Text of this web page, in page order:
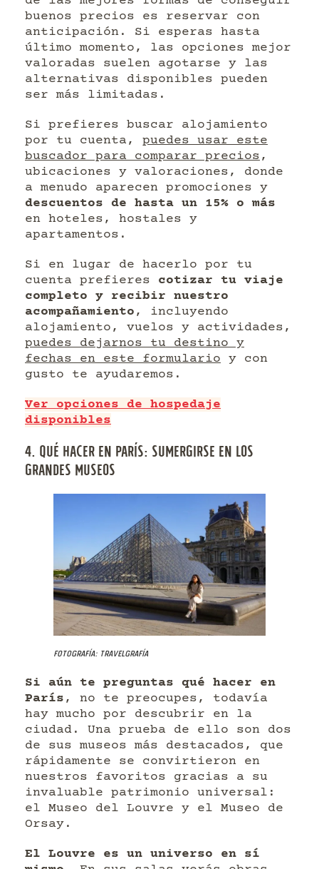
buenos precios es reservar con
anticipación. Si esperas hasta
último momento, las opciones mejor
valoradas suelen agotarse y las
alternativas disponibles pueden
ser más limitadas.
Si prefieres buscar alojamiento
por tu cuenta, puedes usar este
buscador para comparar precios,
ubicaciones y valoraciones, donde
a menudo aparecen promociones y
descuentos de hasta un 15% o más
en hoteles, hostales y
apartamentos.
Si en lugar de hacerlo por tu
cuenta prefieres cotizar tu viaje
completo y recibir nuestro
acompañamiento , incluyendo
alojamiento, vuelos y actividades,
puedes dejarnos tu destino y
fechas en este formulario y con
gusto te ayudaremos.
Ver opciones de hospedaje
disponibles
4. QUÉ HACER EN PARÍS: SUMERGIRSE EN LOS
GRANDES MUSEOS
Fotografía: Travelgrafía
Si aún te preguntas qué hacer en
París , no te preocupes, todavía
hay mucho por descubrir en la
ciudad. Una prueba de ello son dos
de sus museos más destacados, que
rápidamente se convirtieron en
nuestros favoritos gracias a su
invaluable patrimonio universal:
el Museo del Louvre y el Museo de
Orsay.
El Louvre es un universo en sí